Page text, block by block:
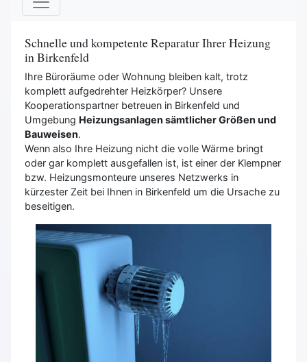
Schnelle und kompetente Reparatur Ihrer Heizung
in Birkenfeld
Ihre Büroräume oder Wohnung bleiben kalt, trotz
komplett aufgedrehter Heizkörper? Unsere
Kooperationspartner betreuen in Birkenfeld und
Umgebung Heizungsanlagen sämtlicher Größen und
Bauweisen.
Wenn also Ihre Heizung nicht die volle Wärme bringt
oder gar komplett ausgefallen ist, ist einer der Klempner
bzw. Heizungsmonteure unseres Netzwerks in
kürzester Zeit bei Ihnen in Birkenfeld um die Ursache zu
beseitigen.